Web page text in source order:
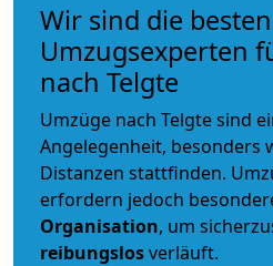
Wir sind die besten
Umzugsexperten
nach Telgte
Umzüge nach Telgte sind
Angelegenheit, besonders
Distanzen stattfinden.
erfordern jedoch
Organisation, um
reibungslosverläuft.